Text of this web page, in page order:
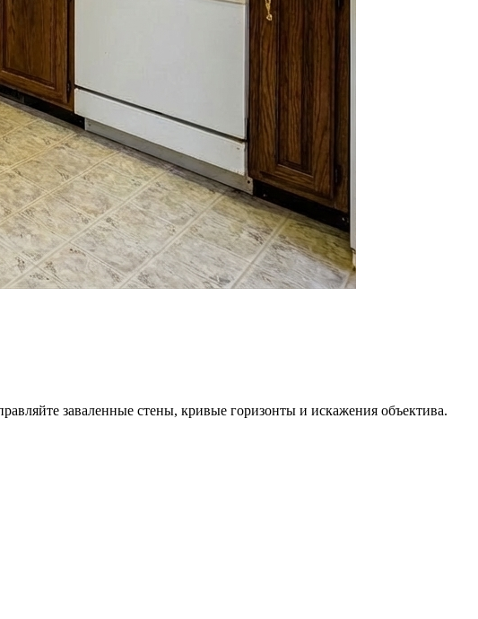
заваленные стены, кривые горизонты и искажения объектива.